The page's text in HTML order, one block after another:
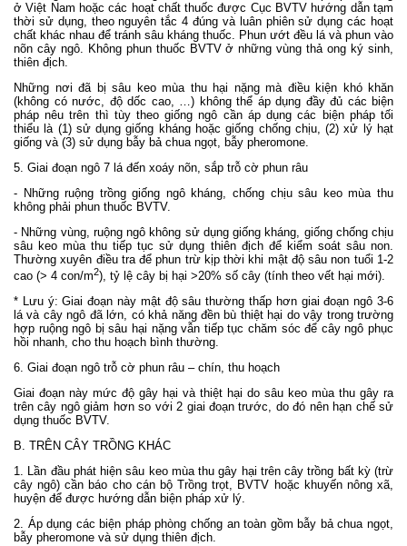
ở Việt Nam hoặc các hoạt chất thuốc được Cục BVTV hướng dẫn tạm
thời sử dụng, theo nguyên tắc 4 đúng và luân phiên sử dụng các hoạt
chất khác nhau để tránh sâu kháng thuốc. Phun ướt đều lá và phun vào
nõn cây ngô. Không phun thuốc BVTV ở những vùng thả ong ký sinh,
thiên địch.
Những nơi đã bị sâu keo mùa thu hại nặng mà điều kiện khó khăn
(không có nước, độ dốc cao, …) không thể áp dụng đầy đủ các biện
pháp nêu trên thì tùy theo giống ngô cần áp dụng các biện pháp tối
thiểu là (1) sử dụng giống kháng hoặc giống chống chịu, (2) xử lý hạt
giống và (3) sử dụng bẫy bả chua ngọt, bẫy pheromone.
5. Giai đoạn ngô 7 lá đến xoáy nõn, sắp trỗ cờ phun râu
- Những ruộng trồng giống ngô kháng, chống chịu sâu keo mùa thu
không phải phun thuốc BVTV.
- Những vùng, ruộng ngô không sử dụng giống kháng, giống chống chịu
sâu keo mùa thu tiếp tục sử dụng thiên địch để kiểm soát sâu non.
Thường xuyên điều tra để phun trừ kịp thời khi mật độ sâu non tuổi 1-2
cao (> 4 con/m2), tỷ lệ cây bị hại >20% số cây (tính theo vết hại mới).
* Lưu ý: Giai đoạn này mật độ sâu thường thấp hơn giai đoạn ngô 3-6
lá và cây ngô đã lớn, có khả năng đền bù thiệt hại do vậy trong trường
hợp ruộng ngô bị sâu hại nặng vẫn tiếp tục chăm sóc để cây ngô phục
hồi nhanh, cho thu hoạch bình thường.
6. Giai đoạn ngô trỗ cờ phun râu – chín, thu hoạch
Giai đoạn này mức độ gây hại và thiệt hại do sâu keo mùa thu gây ra
trên cây ngô giảm hơn so với 2 giai đoạn trước, do đó nên hạn chế sử
dụng thuốc BVTV.
B. TRÊN CÂY TRỒNG KHÁC
1. Lần đầu phát hiện sâu keo mùa thu gây hại trên cây trồng bất kỳ (trừ
cây ngô) cần báo cho cán bộ Trồng trọt, BVTV hoặc khuyến nông xã,
huyện để được hướng dẫn biện pháp xử lý.
2. Áp dụng các biện pháp phòng chống an toàn gồm bẫy bả chua ngọt,
bẫy pheromone và sử dụng thiên địch.